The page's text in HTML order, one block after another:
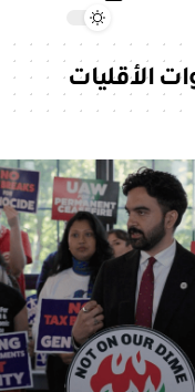
الأقليات